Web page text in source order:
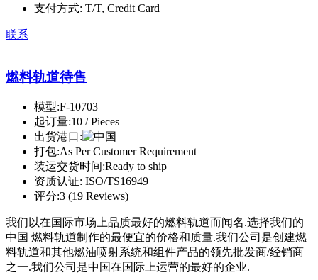
支付方式: T/T, Credit Card
联系
燃料轨道待售
模型:F-10703
起订量:10 / Pieces
出货港口:
打包:As Per Customer Requirement
装运交货时间:Ready to ship
资质认证: ISO/TS16949
评分:3 (19 Reviews)
我们以在国际市场上品质最好的燃料轨道而闻名.选择我们的
中国 燃料轨道制作的最便宜的价格和质量.我们公司是创建燃
料轨道和其他燃油喷射系统和组件产品的领先批发商/经销商
之一.我们公司是中国在国际上运营的最好的企业.